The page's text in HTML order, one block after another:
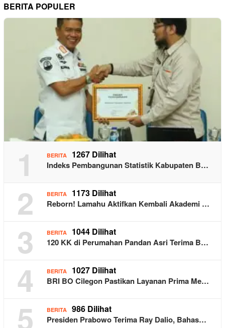
BERITA POPULER
1 BERITA 1267 Dilihat
Indeks Pembangunan Statistik Kabupaten B…
2 BERITA 1173 Dilihat
Reborn! Lamahu Aktifkan Kembali Akademi …
3 BERITA 1044 Dilihat
120 KK di Perumahan Pandan Asri Terima B…
4 BERITA 1027 Dilihat
BRI BO Cilegon Pastikan Layanan Prima Me…
5 BERITA 986 Dilihat
Presiden Prabowo Terima Ray Dalio, Bahas…